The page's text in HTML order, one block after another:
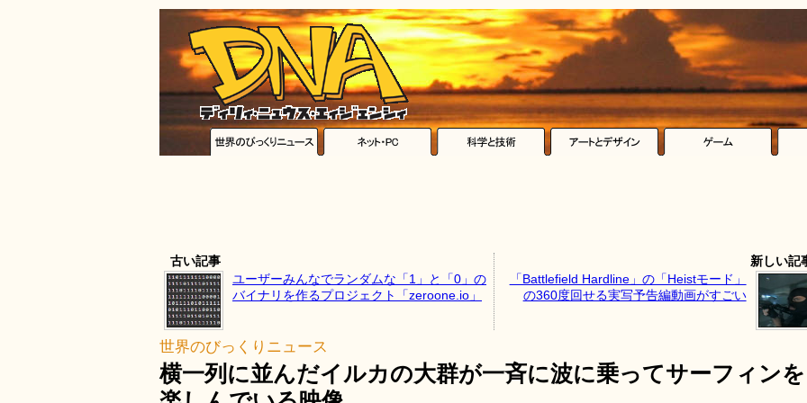
古い記事
ユーザーみんなでランダムな「1」と「0」の
バイナリを作るプロジェクト「zeroone.io」
新しい記
「Battlefield Hardline」の「Heistモード」
の360度回せる実写予告編動画がすごい
世界のびっくりニュース
横一列に並んだイルカの大群が一斉に波に乗ってサーフィンを